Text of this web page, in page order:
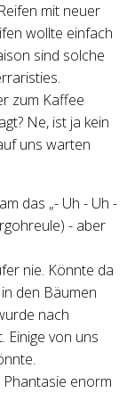
mit neuer
wollte einfach
sind solche
zum Kaffee
Ne, ist ja kein
uns warten
das „- Uh - Uh -
- aber
nie. Könnte da
den Bäumen
nach
Einige von uns
enorm